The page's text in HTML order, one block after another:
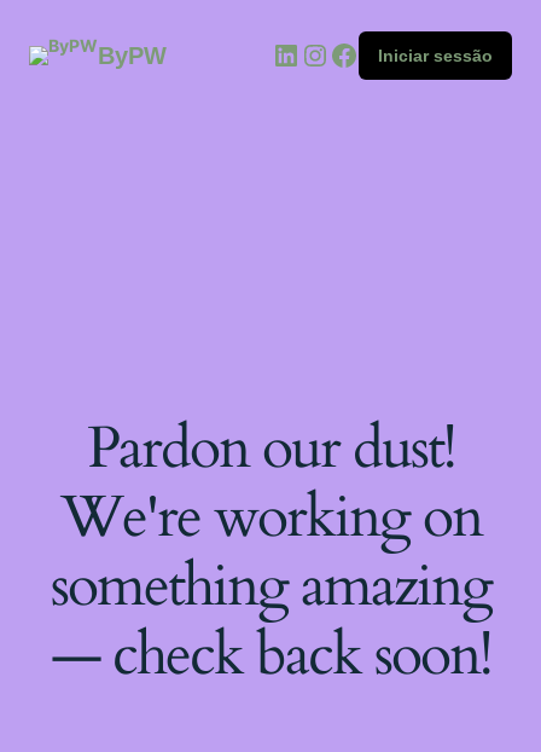
ByPW Iniciar sessão
Pardon our dust!
We're working on
something amazing
— check back soon!